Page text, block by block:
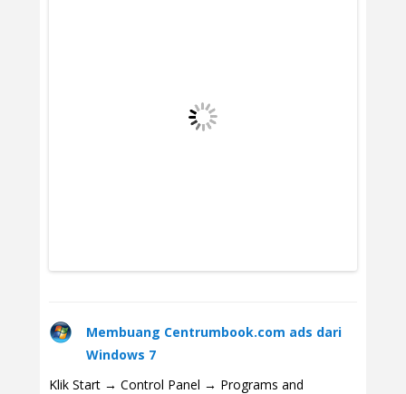
Membuang Centrumbook.com ads dari
Windows 7
Klik Start → Control Panel → Programs and